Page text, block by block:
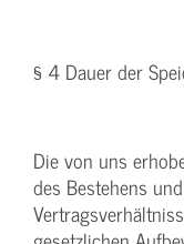
§ 4 Dauer der
Die von uns
des Bestehens